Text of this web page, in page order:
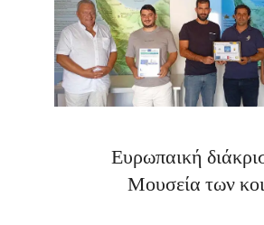
Ευρωπαική
Μουσεία των